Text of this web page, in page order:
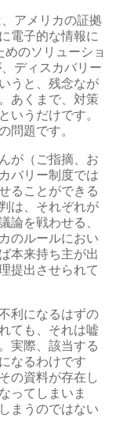
アメリカの証拠
電子的な情報に
のソリューショ
ディスカバリー
うと、残念なが
あくまで、対策
いうだけです。
問題です。
が（ご指摘、お
バリー制度では
ることができる
は、それぞれが
論を戦わせる、
のルールにおい
本来持ち主が出
提出させられて
利になるはずの
ても、それは嘘
実際、該当する
なるわけです
の資料が存在し
ってしまいま
まうのではない